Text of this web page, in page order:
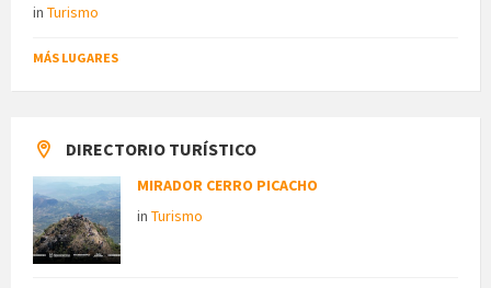
in Turismo
MÁS LUGARES
DIRECTORIO TURÍSTICO
MIRADOR CERRO PICACHO
in Turismo